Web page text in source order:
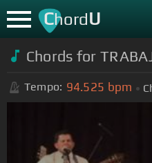
ChordU
Chords for
Tempo: 94.525 bpm